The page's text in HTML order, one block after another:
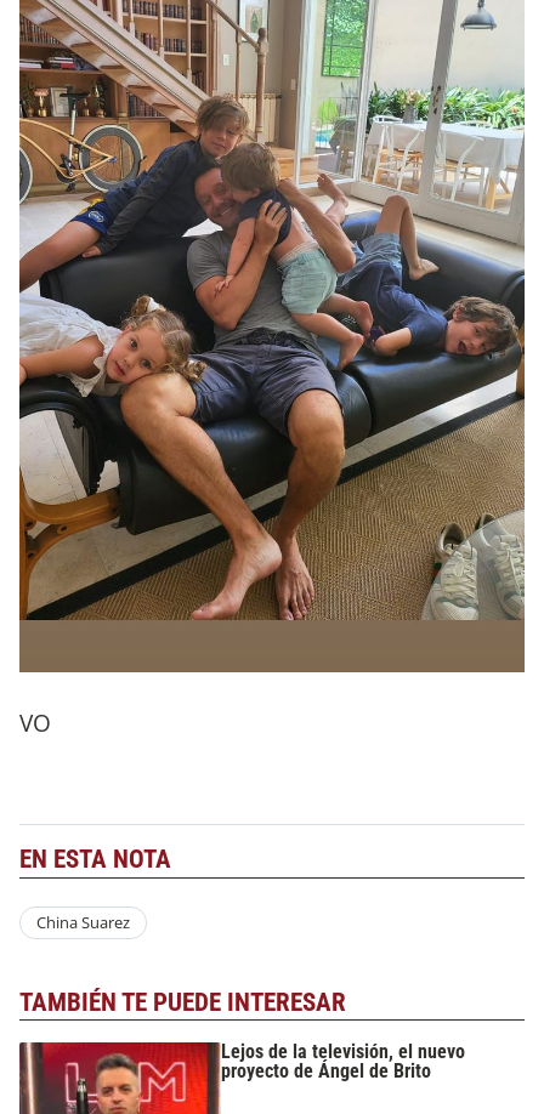
VO
EN ESTA NOTA
China Suarez
TAMBIÉN TE PUEDE INTERESAR
Lejos de la televisión, el nuevo
proyecto de Ángel de Brito